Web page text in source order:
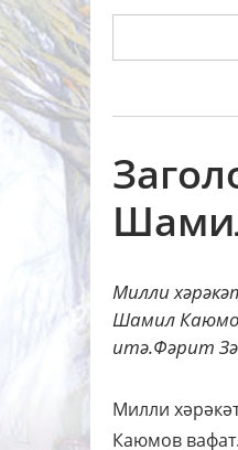
Милли
Шамил
итә.Фәрит
Милли
Каюмов